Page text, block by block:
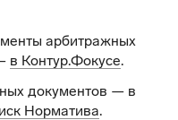
арбитражных
в Контур.Фокусе.
документов — в
Норматива.